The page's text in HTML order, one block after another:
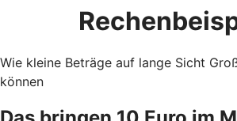
Wie kleine Beträge auf lange Sicht
können